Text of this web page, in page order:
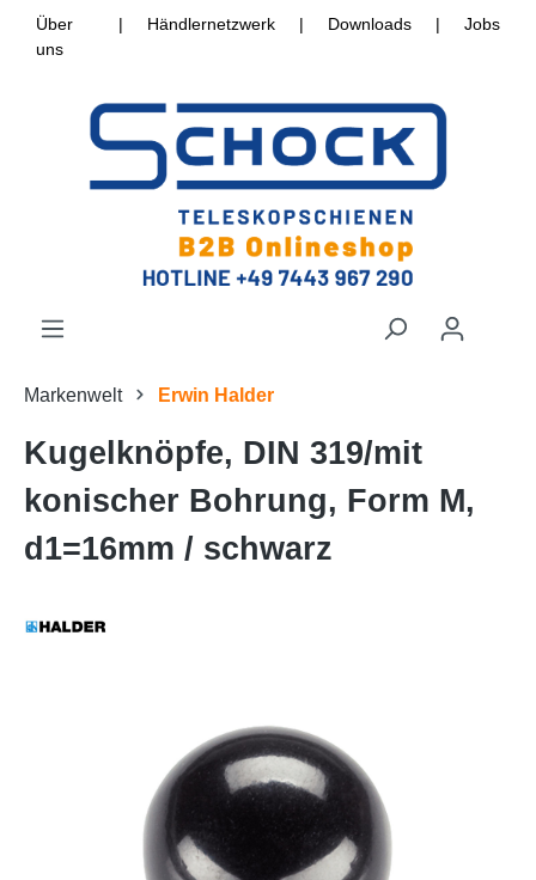
Über
uns
| Händlernetzwerk | Downloads | Jobs
Markenwelt Erwin Halder
Kugelknöpfe, DIN 319/mit
konischer Bohrung, Form M,
d1=16mm / schwarz